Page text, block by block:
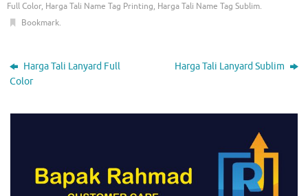
Full Color, Harga Tali Name Tag Printing, Harga Tali Name Tag Sublim.
Bookmark.
Harga Tali Lanyard Full
Color
Harga Tali Lanyard Sublim